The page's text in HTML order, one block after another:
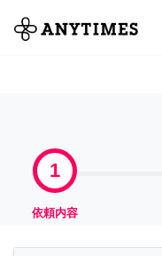
全て
1
依頼内容